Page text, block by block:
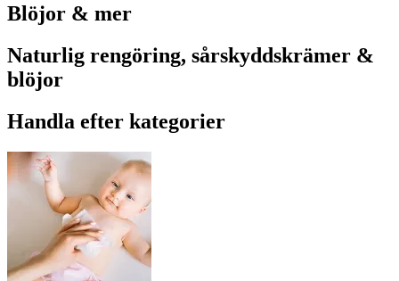
Blöjor & mer
Naturlig rengöring, sårskyddskrämer &
blöjor
Handla efter kategorier